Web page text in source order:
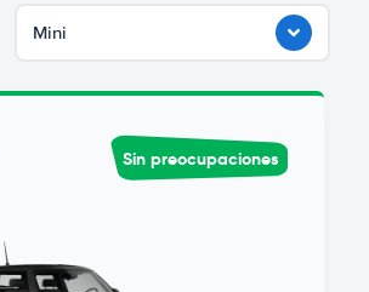
Mini
Sin preocupaciones